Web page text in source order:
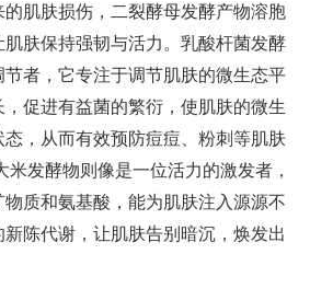
肌肤损伤，二裂酵母发酵产物溶胞
肤保持强韧与活力。乳酸杆菌发酵
者，它专注于调节肌肤的微生态平
促进有益菌的繁衍，使肌肤的微生
，从而有效预防痘痘、粉刺等肌肤
米发酵物则像是一位活力的激发者，
质和氨基酸，能为肌肤注入源源不
陈代谢，让肌肤告别暗沉，焕发出